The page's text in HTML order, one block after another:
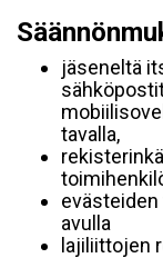
jäseneltä
tavalla,
avulla
lajiliittojen